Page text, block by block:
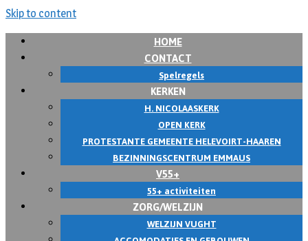
Skip to content
HOME
CONTACT
Spelregels
KERKEN
H. NICOLAASKERK
OPEN KERK
PROTESTANTE GEMEENTE HELEVOIRT-HAAREN
BEZINNINGSCENTRUM EMMAUS
V55+
55+ activiteiten
ZORG/WELZIJN
WELZIJN VUGHT